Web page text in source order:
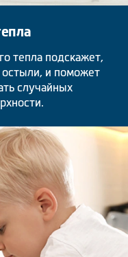
тепла подскажет,
и поможет
случайных